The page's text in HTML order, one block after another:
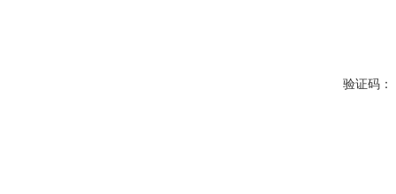
验证码：